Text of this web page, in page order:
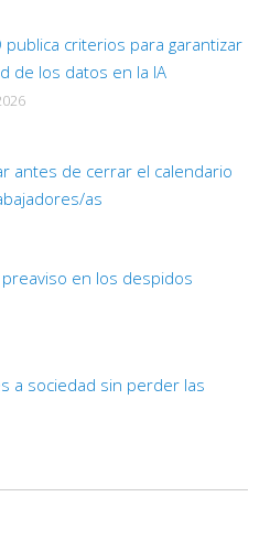
publica criterios para garantizar
de los datos en la IA
antes de cerrar el calendario
as
en los despidos
a sociedad sin perder las